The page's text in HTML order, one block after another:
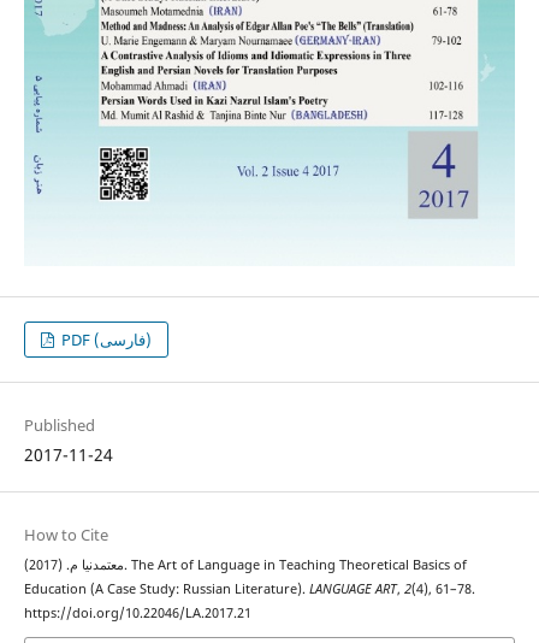
PDF (فارسی)
Published
2017-11-24
How to Cite
معتمدنیا م. (2017). The Art of Language in Teaching Theoretical Basics of
Education (A Case Study: Russian Literature). LANGUAGE ART, 2(4), 61–78.
https://doi.org/10.22046/LA.2017.21